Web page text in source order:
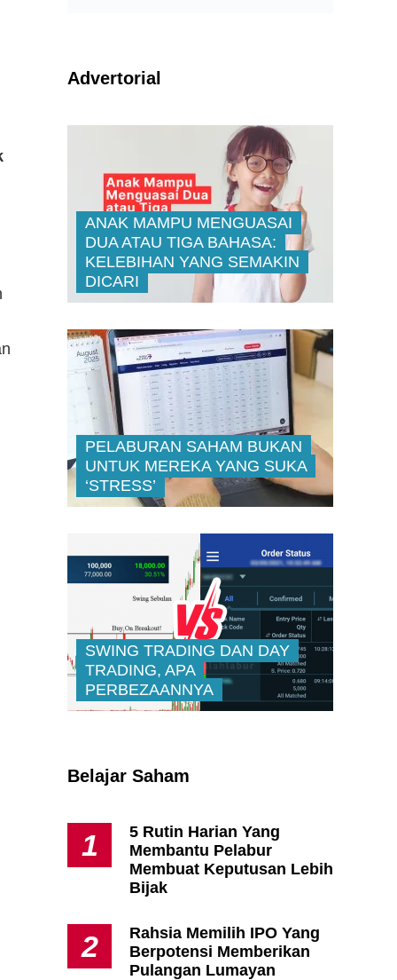
Advertorial
ANAK MAMPU MENGUASAI
DUA ATAU TIGA BAHASA:
KELEBIHAN YANG SEMAKIN
DICARI
PELABURAN SAHAM BUKAN
UNTUK MEREKA YANG SUKA
‘STRESS’
SWING TRADING DAN DAY
TRADING, APA
PERBEZAANNYA
Belajar Saham
1
5 Rutin Harian Yang
Membantu Pelabur
Membuat Keputusan Lebih
Bijak
2
Rahsia Memilih IPO Yang
Berpotensi Memberikan
Pulangan Lumayan
Apa Itu Fundamental Analysis
Yang Selalu Sifu Saham Sebut
Tu?